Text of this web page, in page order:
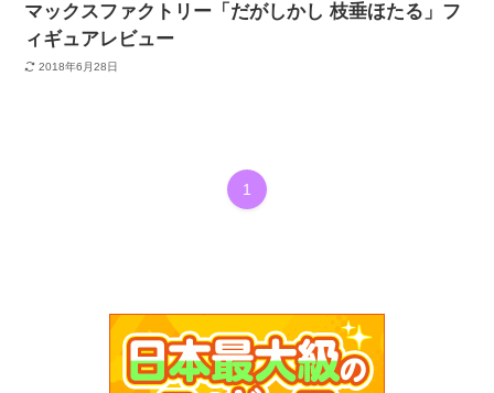
マックスファクトリー「だがしかし 枝垂ほたる」フ
ィギュアレビュー
2018年6月28日
1